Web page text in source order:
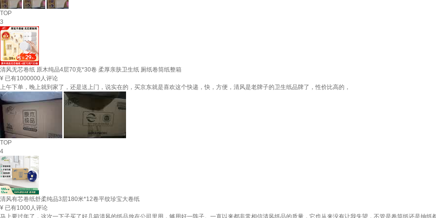
TOP
3
清风无芯卷纸 原木纯品4层70克*30卷 柔厚亲肤卫生纸 厕纸卷筒纸整箱
¥ 已有1000000人评论
上午下单，晚上就到家了，还是送上门，说实在的，买京东就是喜欢这个快递，快，方便，清风是老牌子的卫生纸品牌了，性价比高的，
TOP
4
清风有芯卷纸舒柔纯品3层180米*12卷平纹珍宝大卷纸
¥ 已有1000人评论
马上要过年了，这次一下子买了好几箱清风的纸品放在公司里用，够用好一阵子。一直以来都非常相信清风纸品的质量，它也从来没有让我失望，不管是卷筒纸还是抽纸